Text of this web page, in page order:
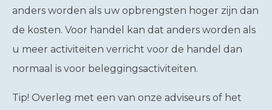
anders worden als uw opbrengsten hoger zijn dan
de kosten. Voor handel kan dat anders worden als
u meer activiteiten verricht voor de handel dan
normaal is voor beleggingsactiviteiten.
Tip! Overleg met een van onze adviseurs of het